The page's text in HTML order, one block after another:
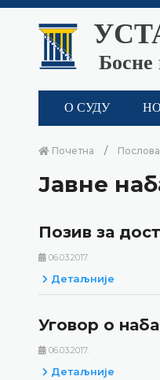
Босне
О СУДУ
Почетна
Јавне
Позив за
06.03.2017.
Детаљније
Уговор о
06.03.2017.
Детаљније